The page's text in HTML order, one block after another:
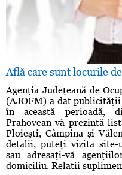
Află care sunt locurile
Agenţia Judeţeană de
(AJOFM) a dat
în această perioadă,
Prahovean vă prezintă
Ploieşti, Câmpina şi
detalii, puteţi vizita site-
sau adresaţi-vă
domiciliu. Relatii